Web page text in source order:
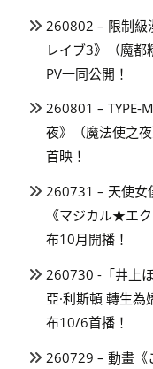
260802 – 限制級
レイブ3》（魔
PV一同公開！
260801 – TYPE-
夜》（魔法使之
首映！
260731 – 天使女
《マジカル★エ
布10月開播！
260730 -「井上
亞·利斯頓 轉生
布10/6首播！
260729 – 動畫《